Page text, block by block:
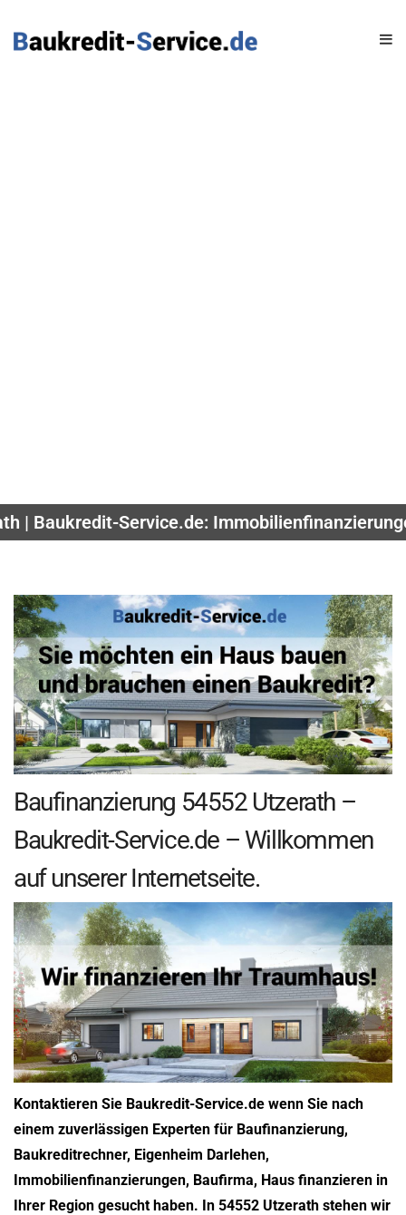
| Baukredit-Service.de:
Baufinanzierung 54552 Utzerath –
Baukredit-Service.de – Willkommen
auf unserer Internetseite.
Kontaktieren Sie Baukredit-Service.de wenn Sie nach
einem zuverlässigen Experten für Baufinanzierung,
Baukreditrechner, Eigenheim Darlehen,
Immobilienfinanzierungen, Baufirma, Haus finanzieren in
Ihrer Region gesucht haben. In 54552 Utzerath stehen wir